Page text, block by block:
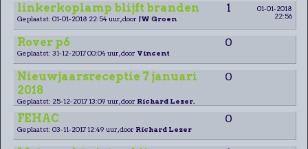
linkerkoplamp blijft branden 1
01-01-2018
22:56
Geplaatst: 01-01-2018 22:54 uur, door JW Groen
Rover p6 0
Geplaatst: 31-12-2017 00:04 uur, door Vincent
Nieuwjaarsreceptie 7 januari
2018
0
Geplaatst: 25-12-2017 13:09 uur, door Richard Lezer.
FEHAC 0
Geplaatst: 03-11-2017 12:49 uur, door Richard Lezer